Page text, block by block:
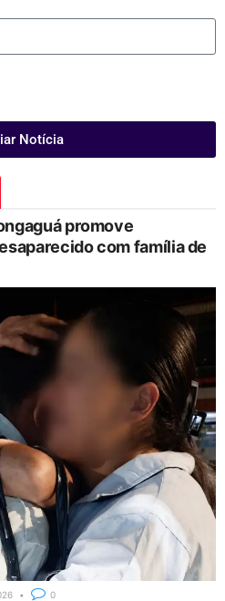
Notícia
promove
com família de
0